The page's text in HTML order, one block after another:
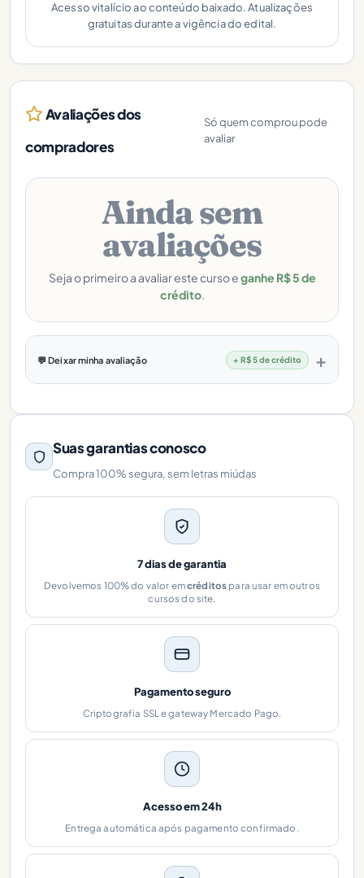
Acesso vitalício ao conteúdo baixado. Atualizações
gratuitas durante a vigência do edital.
Avaliações dos
compradores
Só quem comprou pode
avaliar
Ainda sem
avaliações
Seja o primeiro a avaliar este curso eganhe R$ 5 de
crédito.
💬 Deixar minha avaliação + R$ 5 de crédito
Suas garantias conosco
Compra 100% segura, sem letras miúdas
7 dias de garantia
Devolvemos 100% do valor emcréditos para usar em outros
cursos do site.
Pagamento seguro
Criptografia SSL e gateway Mercado Pago.
Acesso em 24h
Entrega automática após pagamento confirmado.